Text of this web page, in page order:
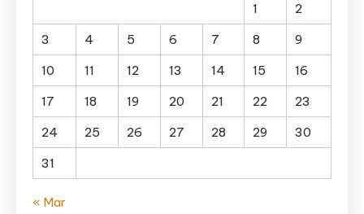
1
2
3
4 5 6 7 8
9
10
11 12 13 14 15
16
17
18 19 20 21 22
23
24
25 26 27 28 29
30
31
« Mar